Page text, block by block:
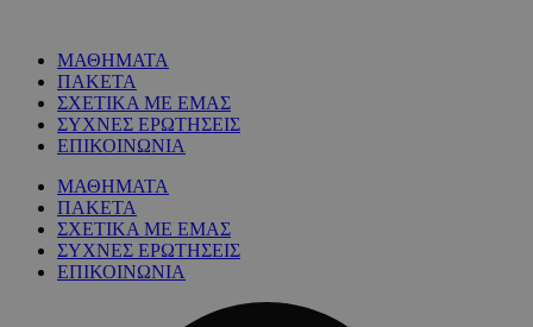
ΜΑΘΗΜΑΤΑ
ΠΑΚΕΤΑ
ΣΧΕΤΙΚΑ ΜΕ ΕΜΑΣ
ΣΥΧΝΕΣ ΕΡΩΤΗΣΕΙΣ
ΕΠΙΚΟΙΝΩΝΙΑ
ΜΑΘΗΜΑΤΑ
ΠΑΚΕΤΑ
ΣΧΕΤΙΚΑ ΜΕ ΕΜΑΣ
ΣΥΧΝΕΣ ΕΡΩΤΗΣΕΙΣ
ΕΠΙΚΟΙΝΩΝΙΑ